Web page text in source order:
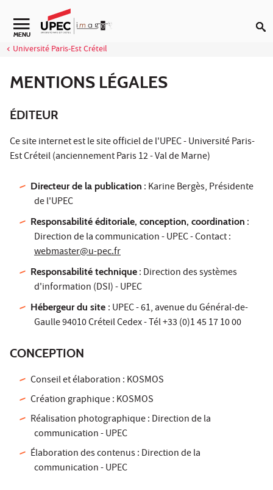
Aller au contenu
MENU
Université Paris-Est Créteil
MENTIONS LÉGALES
ÉDITEUR
Ce site internet est le site officiel de l'UPEC - Université Paris-
Est Créteil (anciennement Paris 12 - Val de Marne)
Directeur de la publication : Karine Bergès, Présidente
de l'UPEC
Responsabilité éditoriale, conception, coordination :
Direction de la communication - UPEC - Contact :
webmaster@u-pec.fr
Responsabilité technique : Direction des systèmes
d'information (DSI) - UPEC
Hébergeur du site : UPEC - 61, avenue du Général-de-
Gaulle 94010 Créteil Cedex - Tél +33 (0)1 45 17 10 00
CONCEPTION
Conseil et élaboration : KOSMOS
Création graphique : KOSMOS
Réalisation photographique : Direction de la
communication - UPEC
Élaboration des contenus : Direction de la
communication - UPEC